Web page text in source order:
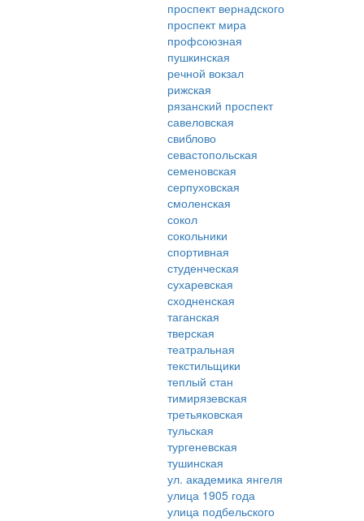
проспект вернадского
проспект мира
профсоюзная
пушкинская
речной вокзал
рижская
рязанский проспект
савеловская
свиблово
севастопольская
семеновская
серпуховская
смоленская
сокол
сокольники
спортивная
студенческая
сухаревская
сходненская
таганская
тверская
театральная
текстильщики
теплый стан
тимирязевская
третьяковская
тульская
тургеневская
тушинская
ул. академика янгеля
улица 1905 года
улица подбельского